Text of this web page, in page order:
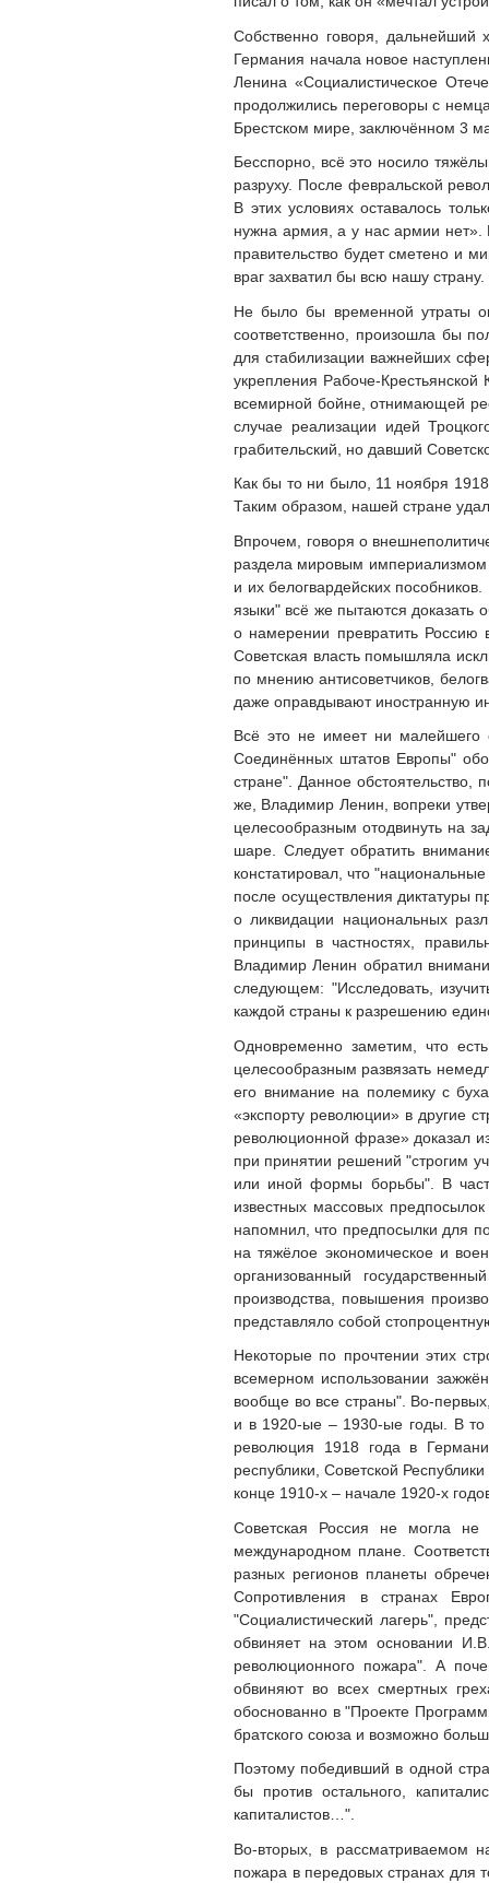
Собственно говоря,
Германия начала новое
Ленина «Социалистическое
продолжились переговоры с
Брестском мире, заключённом 3
Бесспорно, всё это носило
разруху. После февральской
В этих условиях оставалось
нужна армия, а у нас армии
правительство будет сметено и
враг захватил бы всю нашу
Не было бы временной утраты
соответственно, произошла бы
для стабилизации важнейших
укрепления Рабоче-
всемирной бойне, отнимающей
случае реализации идей
грабительский, но давший
Как бы то ни было, 11 ноября
Таким образом, нашей стране
Впрочем, говоря о
раздела мировым империализмом
и их белогвардейских
языки" всё же пытаются
о намерении превратить Россию
Советская власть помышляла
по мнению антисоветчиков,
даже оправдывают иностранную
Всё это не имеет ни малейшего
Соединённых штатов Европы"
стране". Данное обстоятельство,
же, Владимир Ленин, вопреки
целесообразным отодвинуть на
шаре. Следует обратить
констатировал, что
после осуществления диктатуры
о ликвидации национальных
принципы в частностях,
Владимир Ленин обратил
следующем: "Исследовать,
каждой страны к разрешению
Одновременно заметим, что
целесообразным развязать
его внимание на полемику с
«экспорту революции» в другие
революционной фразе» доказал
при принятии решений "строгим
или иной формы борьбы". В
известных массовых
напомнил, что предпосылки для
на тяжёлое экономическое и
организованный
производства, повышения
представляло собой
Некоторые по прочтении этих
всемерном использовании
вообще во все страны". Во-
и в 1920-ые – 1930-ые годы. В то
революция 1918 года в
республики, Советской
конце 1910-х – начале 1920-х
Советская Россия не могла не
международном плане.
разных регионов планеты
Сопротивления в странах
"Социалистический лагерь",
обвиняет на этом основании
революционного пожара". А
обвиняют во всех смертных
обоснованно в "Проекте
братского союза и возможно
Поэтому победивший в одной
бы против остального,
капиталистов…".
Во-вторых, в рассматриваемом
пожара в передовых странах для